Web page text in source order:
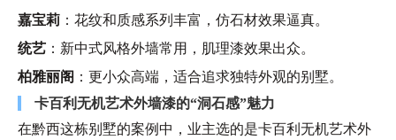
嘉宝莉 ：花纹和质感系列丰富，仿石材效果逼真。
统艺 ：新中式风格外墙常用，肌理漆效果出众。
柏雅丽阁 ：更小众高端，适合追求独特外观的别墅。
卡百利无机艺术外墙漆的“洞石感”魅力
在黔西这栋别墅的案例中，业主选的是卡百利无机艺术外